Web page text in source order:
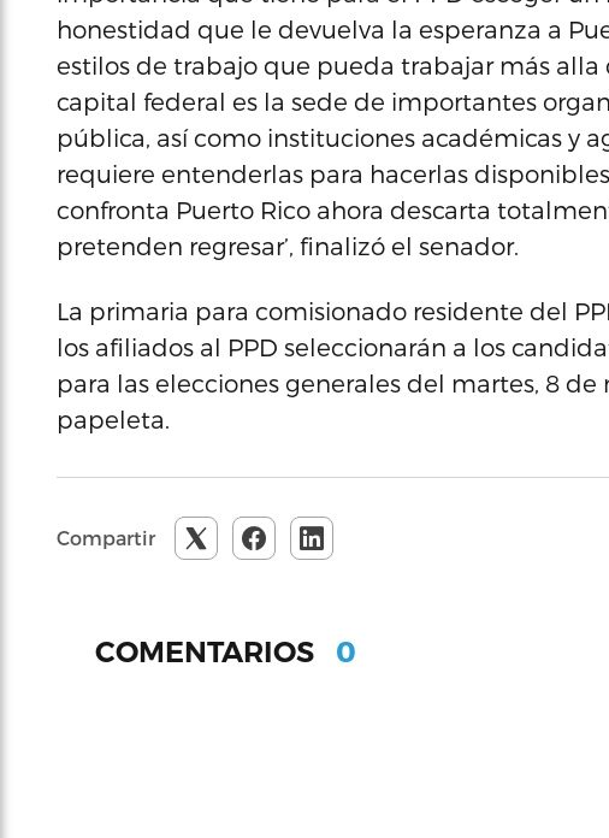
honestidad que le devuelva la esperanza a
estilos de trabajo que pueda trabajar más alla
capital federal es la sede de importantes
pública, así como instituciones académicas y
requiere entenderlas para hacerlas
confronta Puerto Rico ahora descarta
pretenden regresar’, finalizó el senador.
La primaria para comisionado residente del
los afiliados al PPD seleccionarán a los
para las elecciones generales del martes, 8 de
papeleta.
Compartir
COMENTARIOS 0